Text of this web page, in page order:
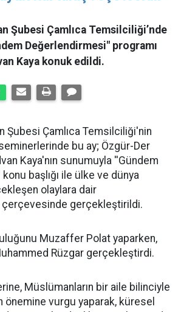
Şubesi Çamlıca Temsilciliği’nde
Değerlendirmesi" programı
Kaya konuk edildi.
Şubesi Çamlıca Temsilciliği'nin
bu ay; Özgür-Der
Kaya'nın sunumuyla ''Gündem
başlığı ile ülke ve dünya
olaylara dair
gerçekleştirildi.
Muzaffer Polat yaparken,
Rüzgar gerçekleştirdi.
Müslümanların bir aile bilinciyle
önemine vurgu yaparak, küresel